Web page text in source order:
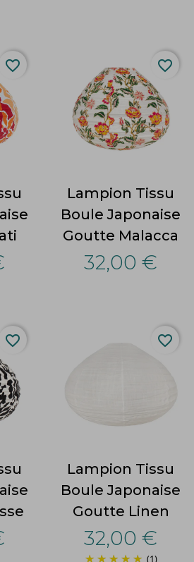
favorite_border
Lampion Tissu
Boule Japonaise
Goutte Malacca
32,00 €
favorite_border
favorite_border
Lampion Tissu
Boule Japonaise
Goutte Linen
32,00 €
(1)
favorite_border